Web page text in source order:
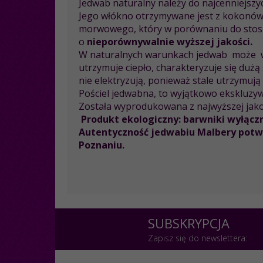
Jedwab naturalny należy do
Jego włókno otrzymywane jest z
morwowego, który w porównaniu do
o nieporównywalnie wyższej jakości.
W naturalnych warunkach jedwab może
utrzymuje ciepło, charakteryzuje się
nie elektryzują, ponieważ stale
Pościel jedwabna, to wyjątkowo
Została wyprodukowana z najwyższej
Produkt ekologiczny: barwniki
Autentyczność jedwabiu Malbery
Poznaniu.
SUBSKRYPCJA
Zapisz się do newslettera: